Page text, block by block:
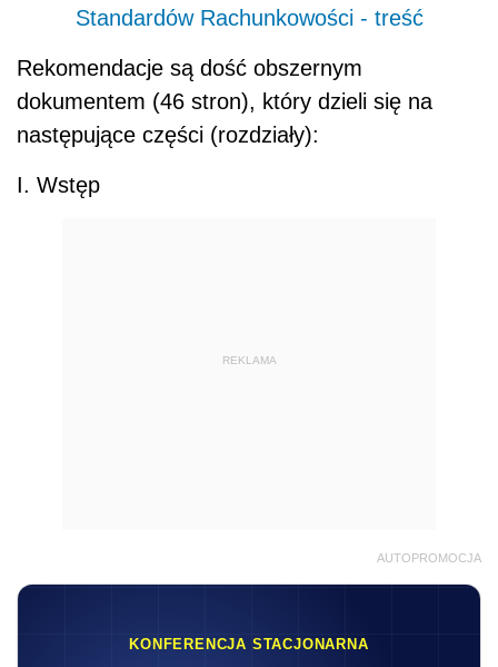
Standardów Rachunkowości - treść
Rekomendacje są dość obszernym
dokumentem (46 stron), który dzieli się na
następujące części (rozdziały):
I. Wstęp
REKLAMA
AUTOPROMOCJA
KONFERENCJA STACJONARNA